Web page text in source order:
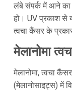
लंबे संपर्क में आने का
हो। UV प्रकाश से
त्वचा कैंसर के
मेलानोमा
मेलानोमा, त्वचा
(मेलानोसाइट्स) में